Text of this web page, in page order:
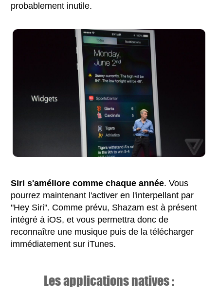
probablement inutile.
Siri s'améliore comme chaque année. Vous
pourrez maintenant l'activer en l'interpellant par
"Hey Siri". Comme prévu, Shazam est à présent
intégré à iOS, et vous permettra donc de
reconnaître une musique puis de la télécharger
immédiatement sur iTunes.
Les applications natives :